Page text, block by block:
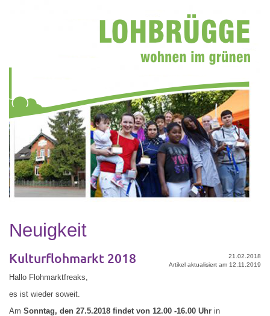
Neuigkeit
21.02.2018
Artikel aktualisiert am 12.11.2019
Kulturflohmarkt 2018
Hallo Flohmarktfreaks,
es ist wieder soweit.
Am Sonntag, den 27.5.2018 findet von 12.00 -16.00 Uhr in